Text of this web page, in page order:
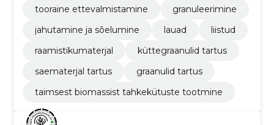
tooraine ettevalmistamine
granuleerimine
jahutamine ja sõelumine
lauad
liistud
raamistikumaterjal
küttegraanulid tartus
saematerjal tartus
graanulid tartus
taimsest biomassist tahkekütuste tootmine